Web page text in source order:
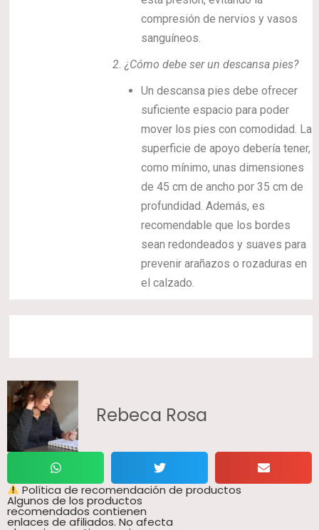
compresión de nervios y vasos
sanguíneos.
2.¿Cómo debe ser un descansa pies?
Un descansa pies debe ofrecer
suficiente espacio para poder
mover los pies con comodidad. La
superficie de apoyo debería tener,
como mínimo, unas dimensiones
de 45 cm de ancho por 35 cm de
profundidad. Además, es
recomendable que los bordes
sean redondeados y suaves para
prevenir arañazos o rozaduras en
el calzado.
Rebeca Rosa
Política de recomendación de productos
Algunos de los productos
recomendados contienen
enlaces de afiliados. No afecta